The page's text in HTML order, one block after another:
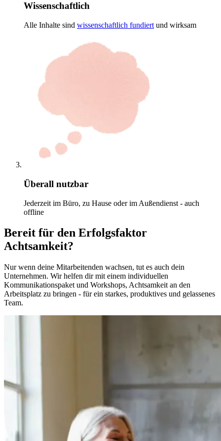
Wissenschaftlich
Alle Inhalte sind wissenschaftlich fundiert und wirksam
Überall nutzbar
Jederzeit im Büro, zu Hause oder im Außendienst - auch
offline
Bereit für den Erfolgsfaktor
Achtsamkeit?
Nur wenn deine Mitarbeitenden wachsen, tut es auch dein
Unternehmen. Wir helfen dir mit einem individuellen
Kommunikationspaket und Workshops, Achtsamkeit an den
Arbeitsplatz zu bringen - für ein starkes, produktives und gelassenes
Team.